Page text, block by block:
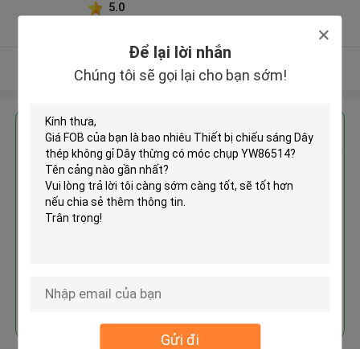
Để lại lời nhắn
Chúng tôi sẽ gọi lại cho bạn sớm!
Gửi đi
5.0
Xem thêm
Nhận giá tốt nhất cho
Thiết bị chiếu sáng Dây thép
không gỉ Dây thừng có móc chụp
Tiếp tục